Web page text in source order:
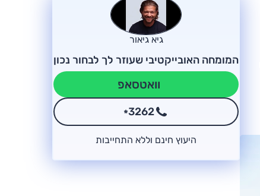
גיא גיאור
המומחה האובייקטיבי שעוזר לך לבחור נכון
וואטסאפ
*3262
היעוץ חינם וללא התחייבות